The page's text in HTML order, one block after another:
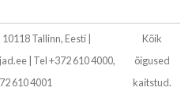
Tallinn, Eesti
| Tel +372 610 4000,
610 4001
Kõik
õigused
kaitstud.